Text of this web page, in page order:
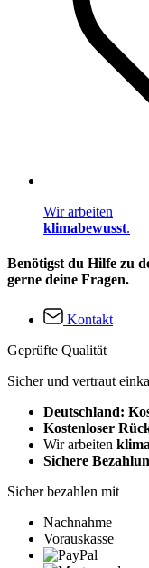
Wir arbeiten
klimabewusst.
Benötigst du Hilfe zu
gerne deine Fragen.
Kontakt
Geprüfte Qualität
Sicher und vertraut
Deutschland:
Kostenloser
Wir arbeiten
Sichere
Sicher bezahlen mit
Nachnahme
Vorauskasse